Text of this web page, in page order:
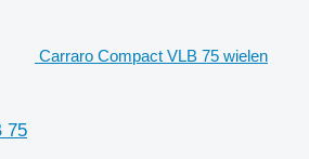
Carraro Compact VLB 75 wielen
75